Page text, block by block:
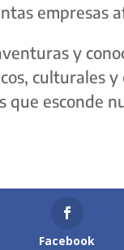
empresas
y
culturales y
que esconde
Facebook